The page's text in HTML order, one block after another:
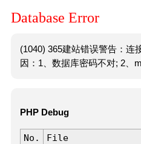
Database Error
(1040) 365建站错误警告：连
因：1、数据库密码不对; 2、
PHP Debug
No. File